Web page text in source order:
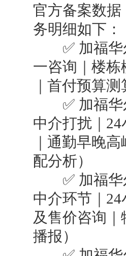
官方备案数
务明细如下：
✅ 加福华
一咨询｜楼
｜首付预算
✅ 加福华
中介打扰｜
｜通勤早晚
配分析）
✅ 加福华
中介环节｜
及售价咨询
播报）